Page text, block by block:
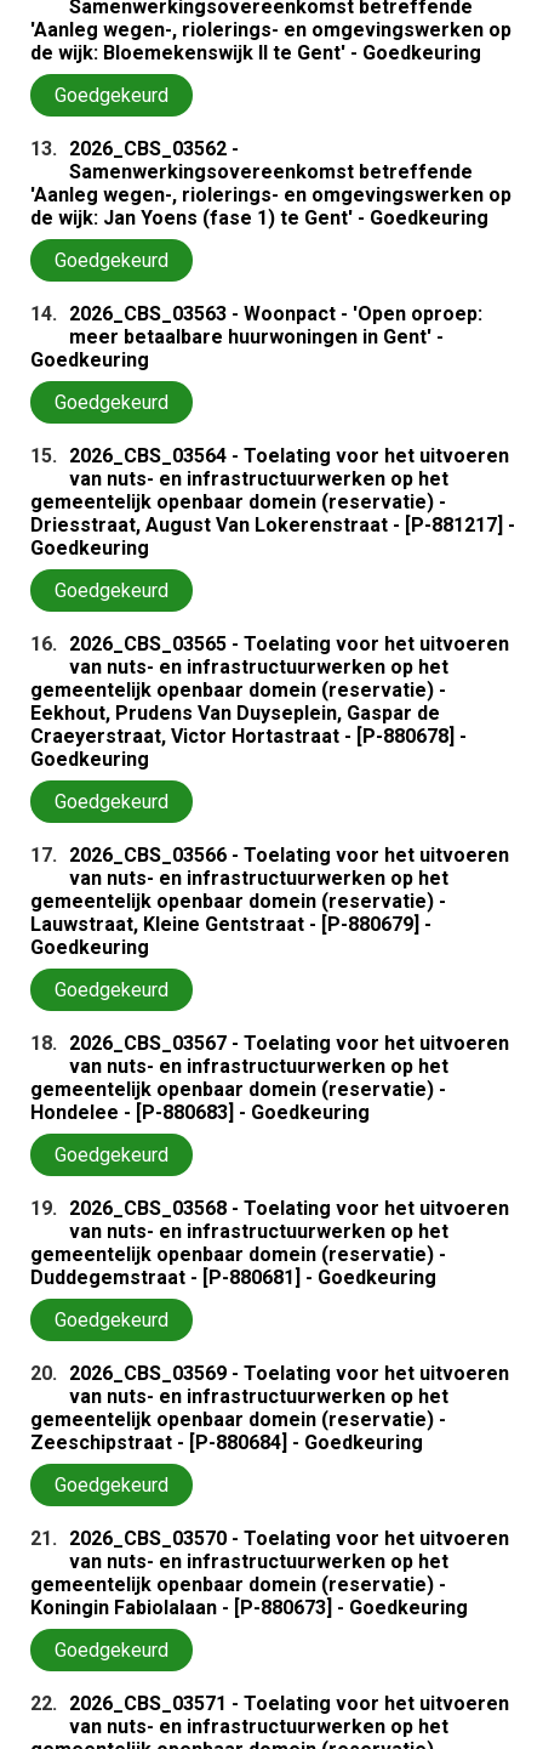
Samenwerkingsovereenkomst betreffende
'Aanleg wegen-, riolerings- en omgevingswerken op
de wijk: Bloemekenswijk II te Gent' - Goedkeuring
Goedgekeurd
13. 2026_CBS_03562 -
Samenwerkingsovereenkomst betreffende
'Aanleg wegen-, riolerings- en omgevingswerken op
de wijk: Jan Yoens (fase 1) te Gent' - Goedkeuring
Goedgekeurd
14. 2026_CBS_03563 - Woonpact - 'Open oproep:
meer betaalbare huurwoningen in Gent' -
Goedkeuring
Goedgekeurd
15. 2026_CBS_03564 - Toelating voor het uitvoeren
van nuts- en infrastructuurwerken op het
gemeentelijk openbaar domein (reservatie) -
Driesstraat, August Van Lokerenstraat - [P-881217] -
Goedkeuring
Goedgekeurd
16. 2026_CBS_03565 - Toelating voor het uitvoeren
van nuts- en infrastructuurwerken op het
gemeentelijk openbaar domein (reservatie) -
Eekhout, Prudens Van Duyseplein, Gaspar de
Craeyerstraat, Victor Hortastraat - [P-880678] -
Goedkeuring
Goedgekeurd
17. 2026_CBS_03566 - Toelating voor het uitvoeren
van nuts- en infrastructuurwerken op het
gemeentelijk openbaar domein (reservatie) -
Lauwstraat, Kleine Gentstraat - [P-880679] -
Goedkeuring
Goedgekeurd
18. 2026_CBS_03567 - Toelating voor het uitvoeren
van nuts- en infrastructuurwerken op het
gemeentelijk openbaar domein (reservatie) -
Hondelee - [P-880683] - Goedkeuring
Goedgekeurd
19. 2026_CBS_03568 - Toelating voor het uitvoeren
van nuts- en infrastructuurwerken op het
gemeentelijk openbaar domein (reservatie) -
Duddegemstraat - [P-880681] - Goedkeuring
Goedgekeurd
20. 2026_CBS_03569 - Toelating voor het uitvoeren
van nuts- en infrastructuurwerken op het
gemeentelijk openbaar domein (reservatie) -
Zeeschipstraat - [P-880684] - Goedkeuring
Goedgekeurd
21. 2026_CBS_03570 - Toelating voor het uitvoeren
van nuts- en infrastructuurwerken op het
gemeentelijk openbaar domein (reservatie) -
Koningin Fabiolalaan - [P-880673] - Goedkeuring
Goedgekeurd
22. 2026_CBS_03571 - Toelating voor het uitvoeren
van nuts- en infrastructuurwerken op het